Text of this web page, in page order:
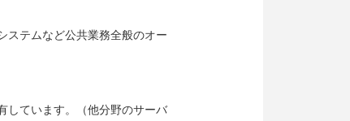
ステムなど公共業務全般のオー
しています。（他分野のサーバ